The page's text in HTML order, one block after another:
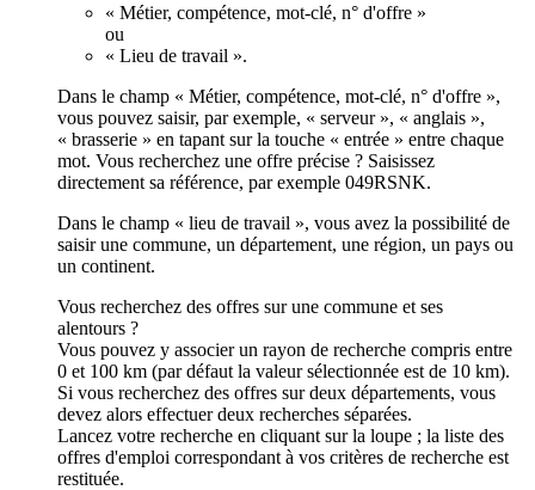
« Métier, compétence, mot-clé, n° d'offre »
ou
« Lieu de travail ».
Dans le champ « Métier, compétence, mot-clé, n° d'offre »,
vous pouvez saisir, par exemple, « serveur », « anglais »,
« brasserie » en tapant sur la touche « entrée » entre chaque
mot. Vous recherchez une offre précise ? Saisissez
directement sa référence, par exemple 049RSNK.
Dans le champ « lieu de travail », vous avez la possibilité de
saisir une commune, un département, une région, un pays ou
un continent.
Vous recherchez des offres sur une commune et ses
alentours ?
Vous pouvez y associer un rayon de recherche compris entre
0 et 100 km (par défaut la valeur sélectionnée est de 10 km).
Si vous recherchez des offres sur deux départements, vous
devez alors effectuer deux recherches séparées.
Lancez votre recherche en cliquant sur la loupe ; la liste des
offres d'emploi correspondant à vos critères de recherche est
restituée.